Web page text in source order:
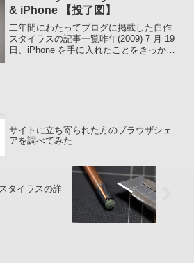
& iPhone 【投了図】
二年間にわたってブログに掲載した自作
スタイラスの記事一覧昨年(2009) 7 月 19
日、iPhone を手に入れたことをきっかけ
サイトに立ち寄られた方のブラウザシェ
アを調べてみた
タイラスの詳